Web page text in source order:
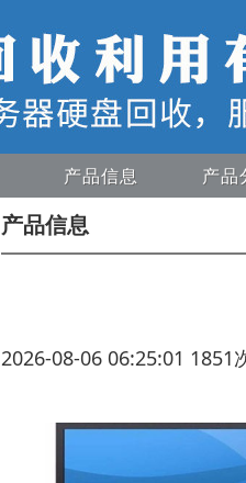
产品信息 产品
产品信息
2026-08-06 06:25:01 1851